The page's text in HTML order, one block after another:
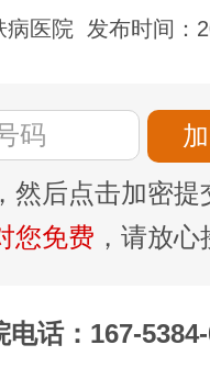
病医院 发布时间：
然后点击加密提
您免费 ，请放心
话：167-